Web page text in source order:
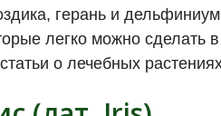
герань и
легко можно сделать
о лечебных